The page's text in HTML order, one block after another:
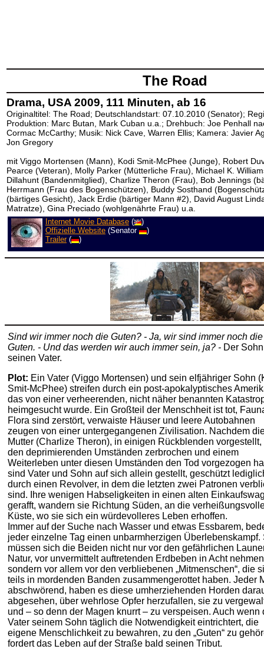
The Road
Drama, USA 2009, 111 Minuten, ab 16
Originaltitel: The Road; Deutschlandstart: 07.10.2010 (Senator);
Produktion: Marc Butan, Mark Cuban u.a.; Drehbuch: Joe Penhall
Cormac McCarthy; Musik: Nick Cave, Warren Ellis; Kamera: Javier
Jon Gregory
mit Viggo Mortensen (Mann), Kodi Smit-McPhee (Junge), Robert
Pearce (Veteran), Molly Parker (Mütterliche Frau), Michael K.
Dillahunt (Bandenmitglied), Charlize Theron (Frau), Bob Jennings
Herrmann (Frau des Bogenschützen), Buddy Sosthand
(bärtiges Gesicht), Jack Erdie (bärtiger Mann #2), David August
Matratze), Gina Preciado (wohlgenährte Frau) u.a.
Internet Movie Database (
)
Offizielle Website (Senator
)
Trailer( )
Sind wir immer noch die Guten? - Ja, wir sind immer noch die
Guten. - Und das werden wir auch immer sein, ja? - Der
seinen Vater.
Plot: Ein Vater (Viggo Mortensen) und sein elfjähriger Sohn
Smit-McPhee) streifen durch ein post-apokalyptisches
das von einer verheerenden, nicht näher benannten
heimgesucht wurde. Ein Großteil der Menschheit ist tot,
Flora sind zerstört, verwaiste Häuser und leere Autobahnen
zeugen von einer untergegangenen Zivilisation. Nachdem
Mutter (Charlize Theron), in einigen Rückblenden vorgestellt,
den deprimierenden Umständen zerbrochen und einem
Weiterleben unter diesen Umständen den Tod vorgezogen
sind Vater und Sohn auf sich allein gestellt, geschützt
durch einen Revolver, in dem die letzten zwei Patronen
sind. Ihre wenigen Habseligkeiten in einen alten
gerafft, wandern sie Richtung Süden, an die
Küste, wo sie sich ein würdevolleres Leben erhoffen.
Immer auf der Suche nach Wasser und etwas Essbarem,
jeder einzelne Tag einen unbarmherzigen Überlebenskampf.
müssen sich die Beiden nicht nur vor den gefährlichen
Natur, vor unvermittelt auftretenden Erdbeben in Acht
sondern vor allem vor den verbliebenen „Mitmenschen“, die
teils in mordenden Banden zusammengerottet haben. Jeder
abschwörend, haben es diese umherziehenden Horden
abgesehen, über wehrlose Opfer herzufallen, sie zu
und – so denn der Magen knurrt – zu verspeisen. Auch wenn
Vater seinem Sohn täglich die Notwendigkeit eintrichtert, die
eigene Menschlichkeit zu bewahren, zu den „Guten“ zu
fordert das Leben auf der Straße bald seinen Tribut.